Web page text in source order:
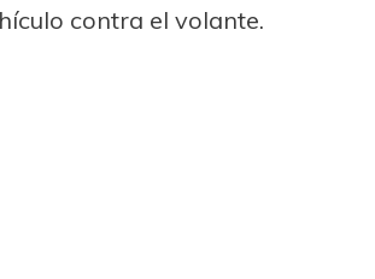
contra el volante.